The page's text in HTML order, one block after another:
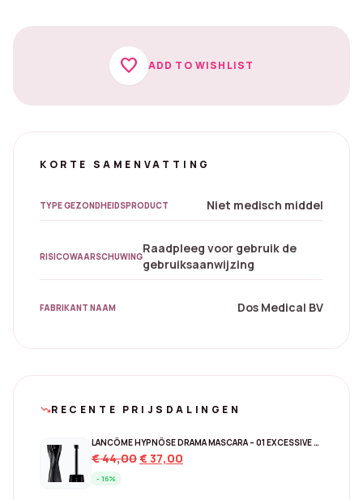
favorite ADD TO WISHLIST
KORTE SAMENVATTING
TYPE GEZONDHEIDSPRODUCT Niet medisch middel
RISICOWAARSCHUWING
Raadpleeg voor gebruik de
gebruiksaanwijzing
FABRIKANT NAAM Dos Medical BV
trending_downRECENTE PRIJSDALINGEN
LANCÔME HYPNÔSE DRAMA MASCARA – 01 EXCESSIVE BLACK
€44,00Original
€37,00
- 16%